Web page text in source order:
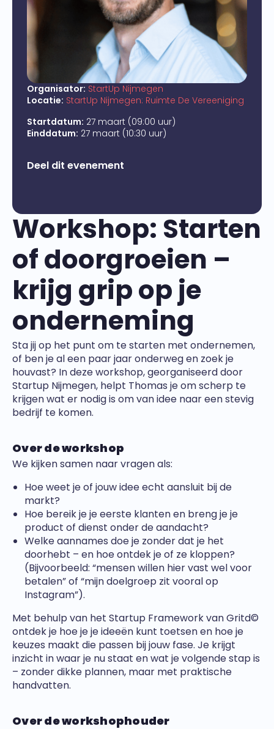
Organisator: StartUp Nijmegen
Locatie: StartUp Nijmegen: Ruimte De Vereeniging
Startdatum: 27 maart (09:00 uur)
Einddatum: 27 maart (10:30 uur)
Deel dit evenement
Workshop: Starten
of doorgroeien –
krijg grip op je
onderneming
Sta jij op het punt om te starten met ondernemen,
of ben je al een paar jaar onderweg en zoek je
houvast? In deze workshop, georganiseerd door
Startup Nijmegen, helpt Thomas je om scherp te
krijgen wat er nodig is om van idee naar een stevig
bedrijf te komen.
Over de workshop
We kijken samen naar vragen als:
Hoe weet je of jouw idee echt aansluit bij de
markt?
Hoe bereik je je eerste klanten en breng je je
product of dienst onder de aandacht?
Welke aannames doe je zonder dat je het
doorhebt – en hoe ontdek je of ze kloppen?
(Bijvoorbeeld: “mensen willen hier vast wel voor
betalen” of “mijn doelgroep zit vooral op
Instagram”).
Met behulp van het Startup Framework van Gritd©️
ontdek je hoe je je ideeën kunt toetsen en hoe je
keuzes maakt die passen bij jouw fase. Je krijgt
inzicht in waar je nu staat en wat je volgende stap is
– zonder dikke plannen, maar met praktische
handvatten.
Over de workshophouder